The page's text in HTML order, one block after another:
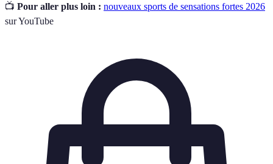
📺 Pour aller plus loin : nouveaux sports de sensations fortes 2026
sur YouTube